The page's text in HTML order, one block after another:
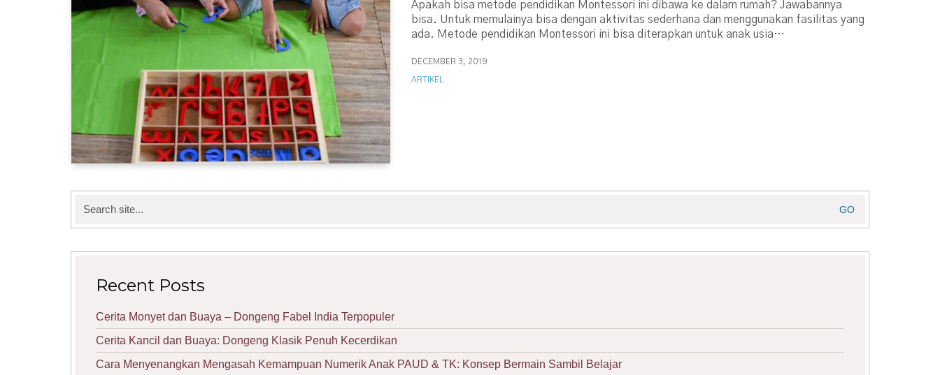
Apakah bisa metode pendidikan Montessori ini dibawa ke dalam rumah? Jawabannya
bisa. Untuk memulainya bisa dengan aktivitas sederhana dan menggunakan fasilitas yang
ada. Metode pendidikan Montessori ini bisa diterapkan untuk anak usia…
DECEMBER 3, 2019
ARTIKEL
for:
Recent Posts
Cerita Monyet dan Buaya – Dongeng Fabel India Terpopuler
Cerita Kancil dan Buaya: Dongeng Klasik Penuh Kecerdikan
Cara Menyenangkan Mengasah Kemampuan Numerik Anak PAUD & TK: Konsep Bermain Sambil Belajar